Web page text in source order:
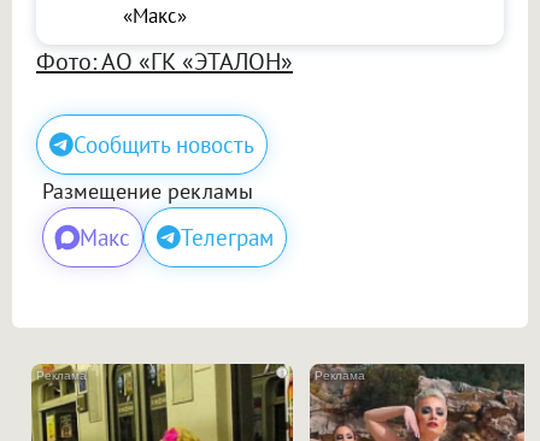
«Макс»
Фото: АО «ГК «ЭТАЛОН»
Сообщить новость
Размещение рекламы
Макс Телеграм
i